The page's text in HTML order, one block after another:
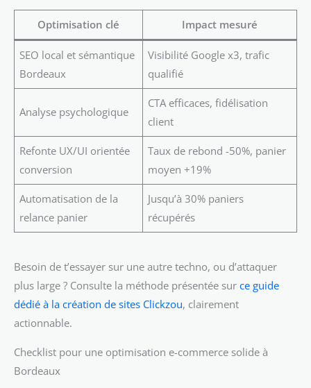
Optimisation clé Impact mesuré
SEO local et sémantique
Bordeaux
Visibilité Google x3, trafic
qualifié
Analyse psychologique
CTA efficaces, fidélisation
client
Refonte UX/UI orientée
conversion
Taux de rebond -50%, panier
moyen +19%
Automatisation de la
relance panier
Jusqu’à 30% paniers
récupérés
Besoin de t’essayer sur une autre techno, ou d’attaquer
plus large ? Consulte la méthode présentée sur ce guide
dédié à la création de sites Clickzou, clairement
actionnable.
Checklist pour une optimisation e-commerce solide à
Bordeaux